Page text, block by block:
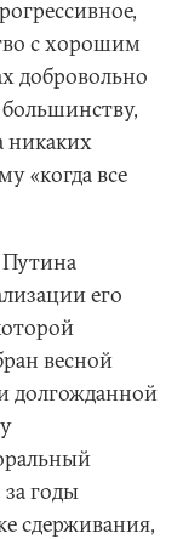
с хорошим
добровольно
никаких
«когда все
его
весной
долгожданной
годы
сдерживания,